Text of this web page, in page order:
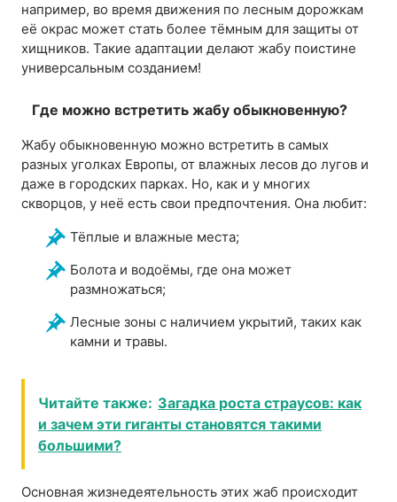
например, во время движения по лесным дорожкам
её окрас может стать более тёмным для защиты от
хищников. Такие адаптации делают жабу поистине
универсальным созданием!
Где можно встретить жабу обыкновенную?
Жабу обыкновенную можно встретить в самых
разных уголках Европы, от влажных лесов до лугов и
даже в городских парках. Но, как и у многих
скворцов, у неё есть свои предпочтения. Она любит:
Тёплые и влажные места;
Болота и водоёмы, где она может
размножаться;
Лесные зоны с наличием укрытий, таких как
камни и травы.
Читайте также: Загадка роста страусов: как
и зачем эти гиганты становятся такими
большими?
Основная жизнедеятельность этих жаб происходит